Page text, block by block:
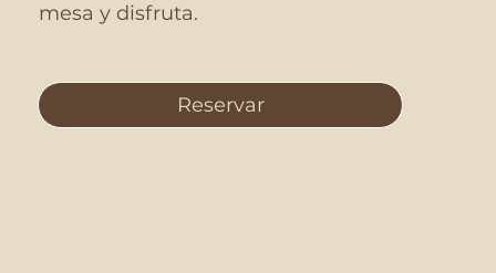
mesa y disfruta.
Reservar